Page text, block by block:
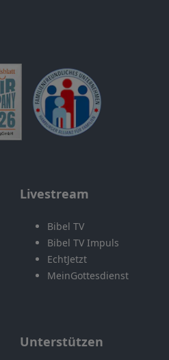
Livestream
Bibel TV
Bibel TV Impuls
EchtJetzt
MeinGottesdienst
Unterstützen